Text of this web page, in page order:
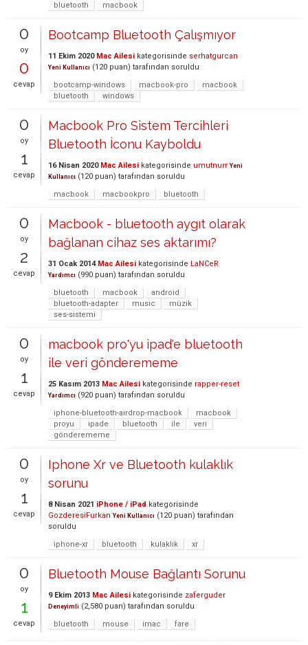
bluetooth
macbook
0
oy
0
cevap
Bootcamp Bluetooth Çalışmıyor
11 Ekim 2020 Mac Ailesi kategorisinde serhatgurcan
Yeni Kullanıcı (120 puan) tarafından soruldu
bootcamp-windows
macbook-pro
macbook
bluetooth
windows
0
oy
1
cevap
Macbook Pro Sistem Tercihleri
Bluetooth İconu Kayboldu
16 Nisan 2020 Mac Ailesi kategorisinde umutnurr Yeni
Kullanıcı (120 puan) tarafından soruldu
macbook
macbookpro bluetooth
0
oy
2
cevap
Macbook - bluetooth aygıt olarak
bağlanan cihaz ses aktarımı?
31 Ocak 2014 Mac Ailesi kategorisinde LaNCeR
Yardımcı (990 puan) tarafından soruldu
bluetooth
macbook
android
bluetooth-adapter
music
müzik
ses-sistemi
0
oy
1
cevap
macbook pro'yu ipad'e bluetooth
ile veri gönderememe
25 Kasım 2013 Mac Ailesi kategorisinde rapper-reset
Yardımcı (920 puan) tarafından soruldu
iphone-bluetooth-airdrop-macbook
macbook
proyu
ipade bluetooth ile
veri
gönderememe
0
oy
1
cevap
Iphone Xr ve Bluetooth kulaklık
sorunu
8 Nisan 2021 iPhone / iPad kategorisinde
GozderesiFurkan Yeni Kullanıcı (120 puan) tarafından
soruldu
iphone-xr
bluetooth kulaklık xr
0
oy
1
cevap
Bluetooth Mouse Bağlantı Sorunu
9 Ekim 2013 Mac Ailesi kategorisinde zaferguder
Deneyimli (2,580 puan) tarafından soruldu
bluetooth
mouse imac fare